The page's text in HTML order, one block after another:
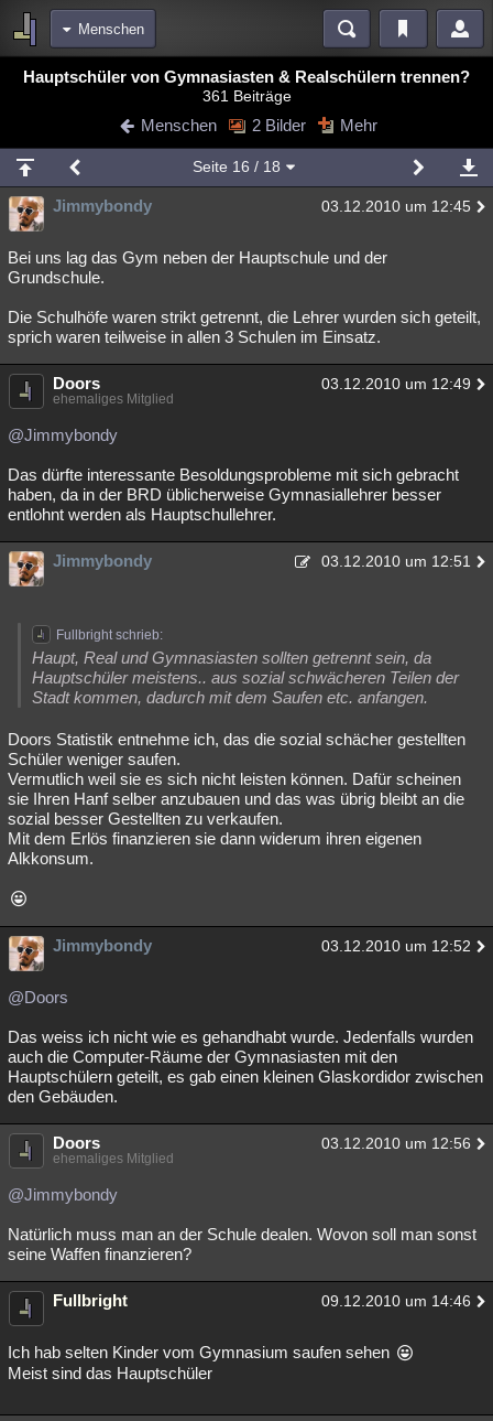
Menschen
Bereiche
Blogs Videos
Chat Wiki Neuigkeiten
meine Rubriken
Menschen Wissenschaft Mystery Kriminalfälle
Spiritualität Verschwörungen Technologie Ufologie
weitere Rubriken
Philosophie Träume Orte Esoterik Literatur
Astronomie Helpdesk
Übersichten
Besucht Teilgenommen Alle
Lesenswert Schlüsselwörter
Hauptschüler von Gymnasiasten & Realschülern trennen?
361 Beiträge
Menschen 2 Bilder Mehr
Seite 16 / 18
Jimmybondy 03.12.2010 um 12:45
Bei uns lag das Gym neben der Hauptschule und der
Grundschule.
Die Schulhöfe waren strikt getrennt, die Lehrer wurden sich geteilt,
sprich waren teilweise in allen 3 Schulen im Einsatz.
Doors 03.12.2010 um 12:49
ehemaliges Mitglied
@Jimmybondy
Das dürfte interessante Besoldungsprobleme mit sich gebracht
haben, da in der BRD üblicherweise Gymnasiallehrer besser
entlohnt werden als Hauptschullehrer.
Jimmybondy 03.12.2010 um 12:51
Fullbright schrieb:
Haupt, Real und Gymnasiasten sollten getrennt sein, da
Hauptschüler meistens.. aus sozial schwächeren Teilen der
Stadt kommen, dadurch mit dem Saufen etc. anfangen.
Doors Statistik entnehme ich, das die sozial schächer gestellten
Schüler weniger saufen.
Vermutlich weil sie es sich nicht leisten können. Dafür scheinen
sie Ihren Hanf selber anzubauen und das was übrig bleibt an die
sozial besser Gestellten zu verkaufen.
Mit dem Erlös finanzieren sie dann widerum ihren eigenen
Alkkonsum.
Jimmybondy 03.12.2010 um 12:52
@Doors
Das weiss ich nicht wie es gehandhabt wurde. Jedenfalls wurden
auch die Computer-Räume der Gymnasiasten mit den
Hauptschülern geteilt, es gab einen kleinen Glaskordidor zwischen
den Gebäuden.
Doors 03.12.2010 um 12:56
ehemaliges Mitglied
@Jimmybondy
Natürlich muss man an der Schule dealen. Wovon soll man sonst
seine Waffen finanzieren?
Fullbright 09.12.2010 um 14:46
Ich hab selten Kinder vom Gymnasium saufen sehen
Meist sind das Hauptschüler